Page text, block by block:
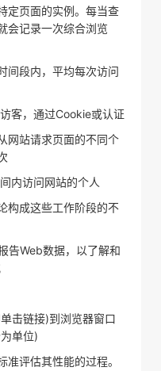
定页面的实例。每当查
会记录一次综合浏览
间段内，平均每次访问
客，通过Cookie或认证
网站请求页面的不同个
内访问网站的个人
构成这些工作阶段的不
告Web数据，以了解和
击链接)到浏览器窗口
单位)
评估其性能的过程。